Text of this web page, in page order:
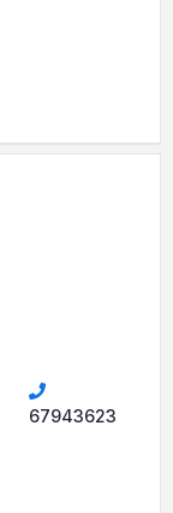
67943623